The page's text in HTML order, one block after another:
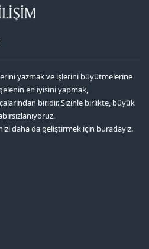
yazmak ve işlerini büyütmelerine
en iyisini yapmak,
biridir. Sizinle birlikte, büyük
daha da geliştirmek için buradayız.